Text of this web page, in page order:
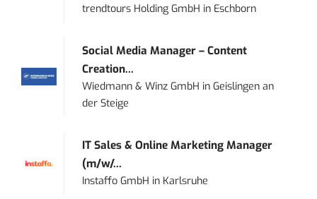
trendtours Holding GmbH in Eschborn
Social Media Manager – Content
Creation...
Wiedmann & Winz GmbH inGeislingen an
der Steige
IT Sales & Online Marketing Manager
(m/w/...
Instaffo GmbH in Karlsruhe